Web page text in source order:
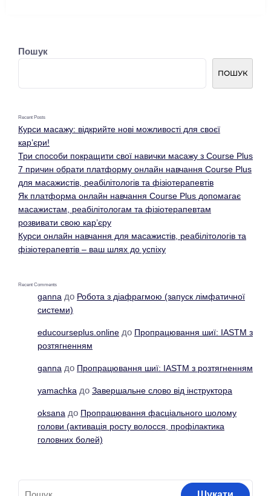
Пошук
ПОШУК
Recent Posts
Курси масажу: відкрийте нові можливості для своєї
кар’єри!
Три способи покращити свої навички масажу з Course Plus
7 причин обрати платформу онлайн навчання Course Plus
для масажистів, реабілітологів та фізіотерапевтів
Як платформа онлайн навчання Course Plus допомагає
масажистам, реабілітологам та фізіотерапевтам
розвивати свою кар’єру
Курси онлайн навчання для масажистів, реабілітологів та
фізіотерапевтів – ваш шлях до успіху
Recent Comments
ganna до Робота з діафрагмою (запуск лімфатичної
системи)
educourseplus.online до Пропрацювання шиї: IASTM з
розтягненням
ganna до Пропрацювання шиї: IASTM з розтягненням
yamachka до Завершальне слово від інструктора
oksana до Пропрацювання фасціального шолому
голови (активація росту волосся, профілактика
головних болей)